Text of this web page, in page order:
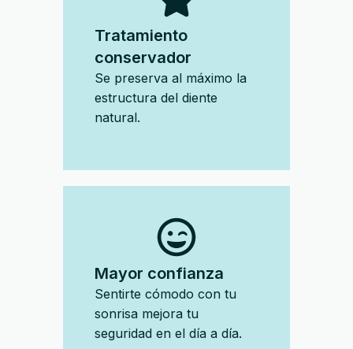
Tratamiento
conservador
Se preserva al máximo la
estructura del diente
natural.
Mayor confianza
Sentirte cómodo con tu
sonrisa mejora tu
seguridad en el día a día.